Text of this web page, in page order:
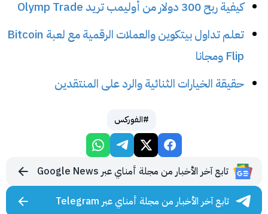
كيفية ربح 300 دولار من أوليمب تريد Olymp Trade
تعلم تداول بيتكوين والعملات الرقمية مع لعبة Bitcoin
Flip ومجانا
حقيقة الخيارات الثنائية والرد على المنتقدين
#الفوركس
تابع آخر الأخبار من مجلة أمناي عبر Google News
تابع آخر الأخبار من مجلة أمناي عبر Telegram